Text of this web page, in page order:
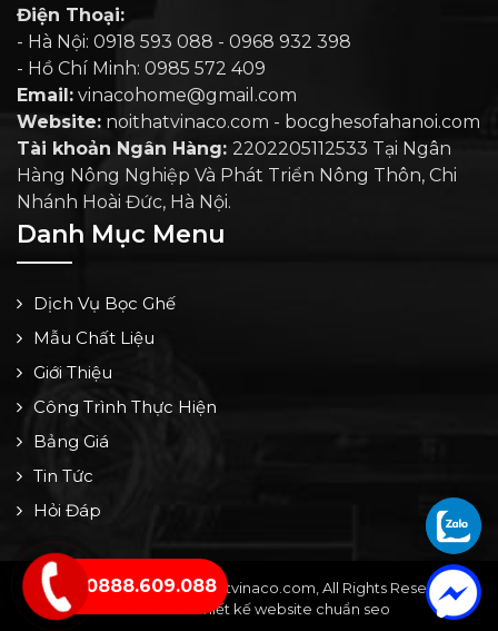
Điện Thoại:
- Hà Nội: 0918 593 088 - 0968 932 398
- Hồ Chí Minh: 0985 572 409
Email: vinacohome@gmail.com
Website: noithatvinaco.com - bocghesofahanoi.com
Tài khoản Ngân Hàng: 2202205112533 Tại Ngân
Hàng Nông Nghiệp Và Phát Triển Nông Thôn, Chi
Nhánh Hoài Đức, Hà Nội.
Danh Mục Menu
Dịch Vụ Bọc Ghế
Mẫu Chất Liệu
Giới Thiệu
Công Trình Thực Hiện
Bảng Giá
Tin Tức
Hỏi Đáp
Copyright © 2024 by noithatvinaco.com, All Rights Reserved -
Thiết kế bởi: Thiết kế website chuẩn seo
0888.609.088